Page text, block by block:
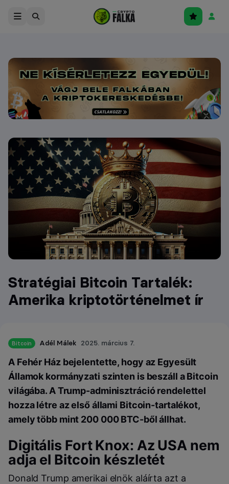
Stratégiai Bitcoin Tartalék:
Amerika kriptotörténelmet ír
Bitcoin Adél Málek 2025. március 7.
A Fehér Ház bejelentette, hogy az Egyesült
Államok kormányzati szinten is beszáll a Bitcoin
világába. A Trump-adminisztráció rendelettel
hozza létre az első állami Bitcoin-tartalékot,
amely több mint 200 000 BTC-ből állhat.
Digitális Fort Knox: Az USA nem
adja el Bitcoin készletét
Donald Trump amerikai elnök aláírta azt a